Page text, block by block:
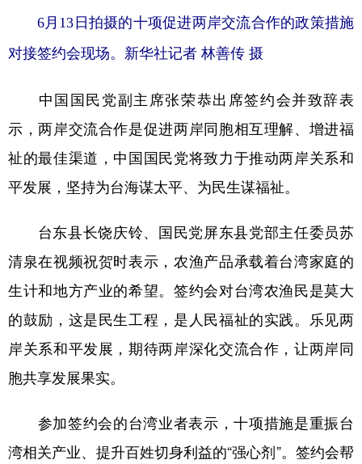
6月13日拍摄的十项促进两岸交流合作的政策措施
对接签约会现场。新华社记者 林善传 摄
中国国民党副主席张荣恭出席签约会并致辞表
示，两岸交流合作是促进两岸同胞相互理解、增进福
祉的最佳渠道，中国国民党将致力于推动两岸关系和
平发展，坚持为台海谋太平、为民生谋福祉。
台东县长饶庆铃、国民党屏东县党部主任委员苏
清泉在视频祝贺时表示，农渔产品承载着台湾家庭的
生计和地方产业的希望。签约会对台湾农渔民是莫大
的鼓励，这是民生工程，是人民福祉的实践。乐见两
岸关系和平发展，期待两岸深化交流合作，让两岸同
胞共享发展果实。
参加签约会的台湾业者表示，十项措施是重振台
湾相关产业、提升百姓切身利益的“强心剂”。签约会帮